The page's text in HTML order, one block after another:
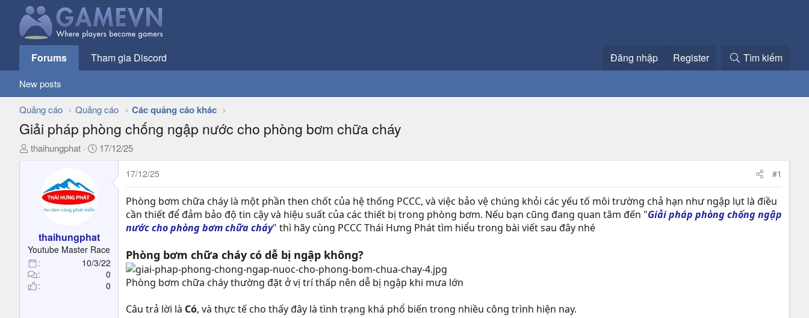
Forums Tham gia Discord Đăng nhập Register Tìm kiếm
New posts
Quảng cáo Quảng cáo Các quảng cáo khác
Giải pháp phòng chống ngập nước cho phòng bơm chữa cháy
T
a
r
t
e
thaihungphat
N
17/12/25
thaihungphat
Youtube Master Race
10/3/22
0
0
17/12/25 #1
Phòng bơm chữa cháy là một phần then chốt của hệ thống PCCC, và việc bảo vệ chúng khỏi các yếu tố môi trường chả hạn như ngập lụt là điều
cần thiết để đảm bảo độ tin cậy và hiệu suất của các thiết bị trong phòng bơm. Nếu bạn cũng đang quan tâm đến "Giải pháp phòng chống ngập
nước cho phòng bơm chữa cháy" thì hãy cùng PCCC Thái Hưng Phát tìm hiểu trong bài viết sau đây nhé
Phòng bơm chữa cháy có dễ bị ngập không?
Phòng bơm chữa cháy thường đặt ở vị trí thấp nên dễ bị ngập khi mưa lớn
Câu trả lời là Có, và thực tế cho thấy đây là tình trạng khá phổ biến trong nhiều công trình hiện nay.